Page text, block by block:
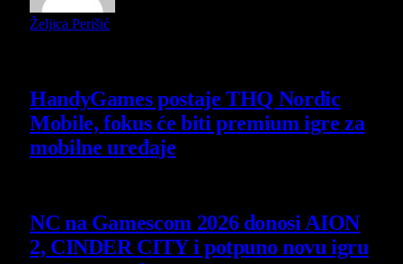
Željica Perišić
HandyGames postaje THQ Nordic
Mobile, fokus će biti premium igre za
mobilne uređaje
NC na Gamescom 2026 donosi AION
2, CINDER CITY i potpuno novu igru